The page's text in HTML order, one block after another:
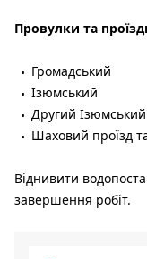
Провулки та
Громадський
Ізюмський
Другий Ізюмський
Шаховий проїзд
Віднивити
завершення робіт.